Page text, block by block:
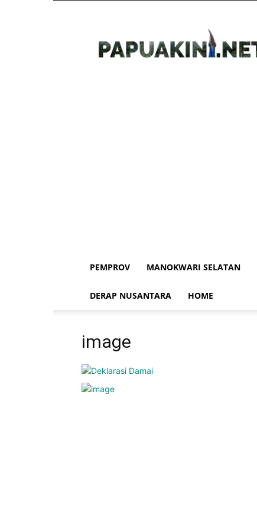
PEMPROV MANOKWARI SELATAN
DERAP NUSANTARA HOME
image